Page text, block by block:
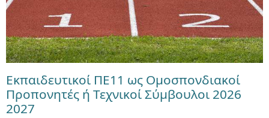
Εκπαιδευτικοί ΠΕ11 ως Ομοσπονδιακοί
Προπονητές ή Τεχνικοί Σύμβουλοι 2026
2027